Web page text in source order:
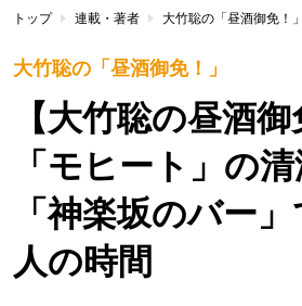
トップ 連載・著者 大竹聡の「昼酒御免！」
大竹聡の「昼酒御免！」
【大竹聡の昼酒
「モヒート」の
「神楽坂のバー
人の時間